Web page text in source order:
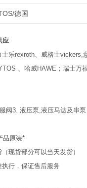
德国
应
乐rexroth、威格士
、哈威HAWE；瑞士
阀3. 液压泵,液压马达及串
品原装*
现货部分可以当天发货）
行，保证售后服务